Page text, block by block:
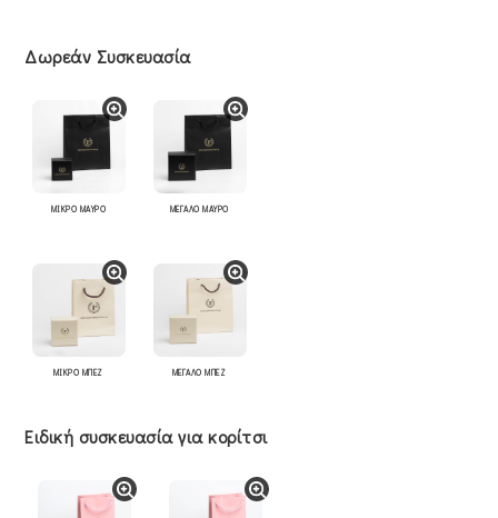
Δωρεάν Συσκευασία
ΜΙΚΡΟ ΜΑΥΡΟ ΜΕΓΑΛΟ ΜΑΥΡΟ
ΜΙΚΡΟ ΜΠΕΖ ΜΕΓΑΛΟ ΜΠΕΖ
Ειδική συσκευασία για κορίτσι